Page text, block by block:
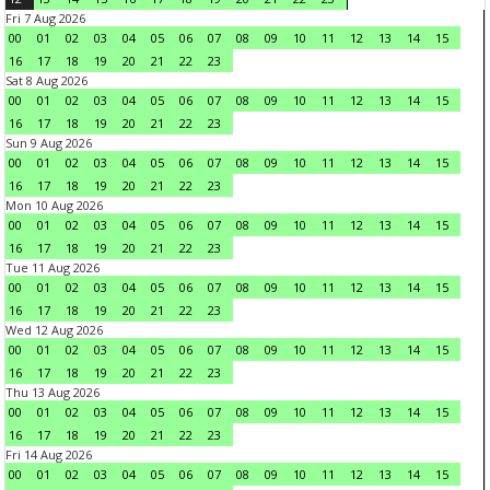
Fri 7 Aug 2026
00
01 02 03 04 05 06 07 08 09 10 11 12 13 14
15
16
17 18 19 20 21 22
23
Sat 8 Aug 2026
00
01 02 03 04 05 06 07 08 09 10 11 12 13 14
15
16
17 18 19 20 21 22
23
Sun 9 Aug 2026
00
01 02 03 04 05 06 07 08 09 10 11 12 13 14
15
16
17 18 19 20 21 22
23
Mon 10 Aug 2026
00
01 02 03 04 05 06 07 08 09 10 11 12 13 14
15
16
17 18 19 20 21 22
23
Tue 11 Aug 2026
00
01 02 03 04 05 06 07 08 09 10 11 12 13 14
15
16
17 18 19 20 21 22
23
Wed 12 Aug 2026
00
01 02 03 04 05 06 07 08 09 10 11 12 13 14
15
16
17 18 19 20 21 22
23
Thu 13 Aug 2026
00
01 02 03 04 05 06 07 08 09 10 11 12 13 14
15
16
17 18 19 20 21 22
23
Fri 14 Aug 2026
00
01 02 03 04 05 06 07 08 09 10 11 12 13 14
15